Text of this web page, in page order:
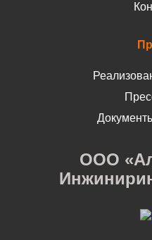
ООО